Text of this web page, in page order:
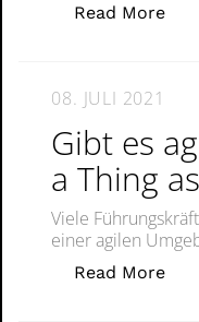
Read More
08. JULI 2021
Gibt es
a Thing
Viele
einer agilen
Read More